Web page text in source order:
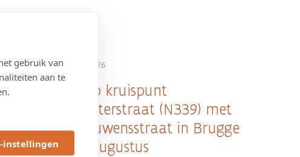
gebruik van
aan te
instellingen
6 AUGUSTUS 2026
Werken op kruispunt
Waggelwaterstraat (N339) met
Lieven Bauwensstraat in Brugge
vanaf 10 augustus